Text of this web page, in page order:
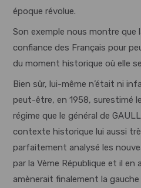
époque révolue.
Son exemple nous montre que
confiance des Français pour
du moment historique où elle
Bien sûr, lui-même n’était ni
peut-être, en 1958, surestimé
régime que le général de
contexte historique lui aussi
parfaitement analysé les
par la Vème République et il en
amènerait finalement la gauche